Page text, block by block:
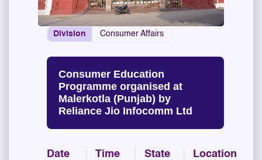
Division Consumer Affairs
Consumer Education
Programme organised at
Malerkotla (Punjab) by
Reliance Jio Infocomm Ltd
Date Time State Location